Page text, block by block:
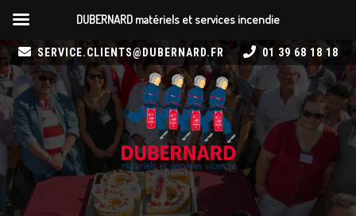
SERVICE.CLIENTS@DUBERNARD.FR 01 39 68 18 18
DUBERNARD matériels et services incendie